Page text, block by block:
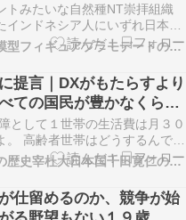
トみたいな自然種NT崇拝組織
インドネシア人にいずれ日本は
淫夢しまくる下等種族な東南ア
国家のベトナム人、中国人、朝
虫剤も叩き込めない情けない大
くびくしながら日本で蹂躙しな
完全独自模型フィギュアプラモデートの公開
提言｜DXがもたらすより
ての国民が豊かなくらし
代
として１世帯の生活費は月３０
。 高齢者世帯はどうするんです
どうするんですか。 ひとり親
ですか。 一般世帯はどうするん
世帯はどうするんですか。 早
き去りになっていますよ。 平均
本物本当の歴史宰杜大日本国千田寛仁のブログ
仕留めるのか、競争が始